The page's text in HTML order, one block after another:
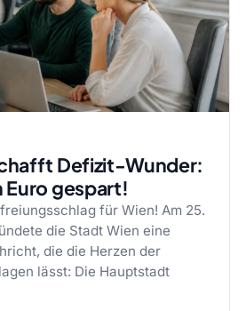
Defizit-Wunder:
Euro gespart!
für Wien! Am 25.
die Stadt Wien eine
die die Herzen der
lässt: Die Hauptstadt